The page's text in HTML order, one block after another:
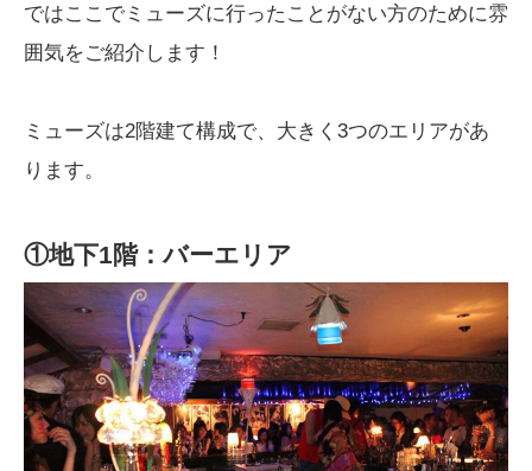
ではここでミューズに行ったことがない方のために雰
囲気をご紹介します！
ミューズは2階建て構成で、大きく3つのエリアがあ
ります。
①地下1階：バーエリア